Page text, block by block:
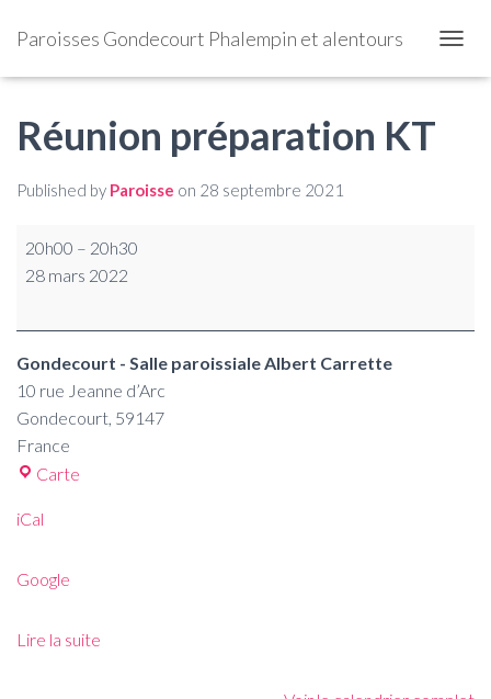
Paroisses Gondecourt Phalempin et alentours
Réunion préparation KT
Published by Paroisse on 28 septembre 2021
20h00 – 20h30
28 mars 2022
Gondecourt - Salle paroissiale Albert Carrette
10 rue Jeanne d’Arc
Gondecourt, 59147
France
Carte
iCal
Google
Lire la suite